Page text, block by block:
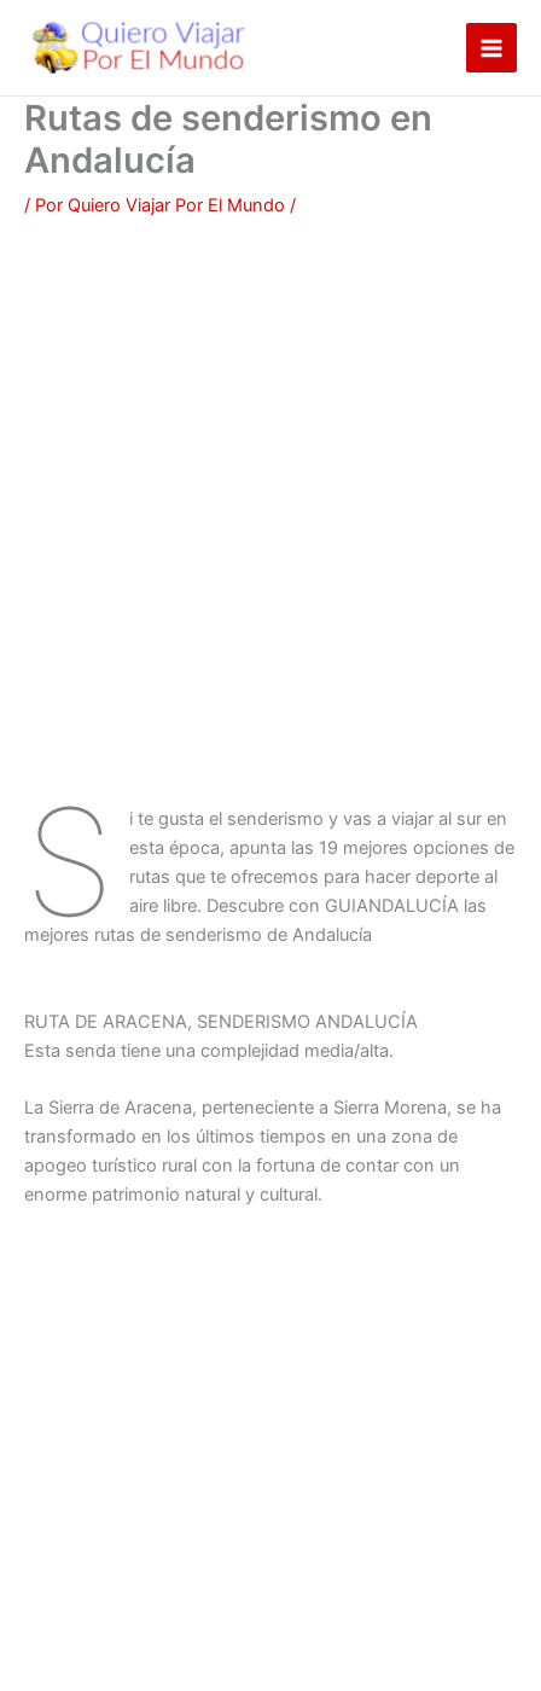
contenido
Rutas de senderismo en
Andalucía
/ Por Quiero Viajar Por El Mundo /
S
i te gusta el senderismo y vas a viajar al sur en
esta época, apunta las 19 mejores opciones de
rutas que te ofrecemos para hacer deporte al
aire libre. Descubre con GUIANDALUCÍA las
mejores rutas de senderismo de Andalucía
RUTA DE ARACENA, SENDERISMO ANDALUCÍA
Esta senda tiene una complejidad media/alta.
La Sierra de Aracena, perteneciente a Sierra Morena, se ha
transformado en los últimos tiempos en una zona de
apogeo turístico rural con la fortuna de contar con un
enorme patrimonio natural y cultural.